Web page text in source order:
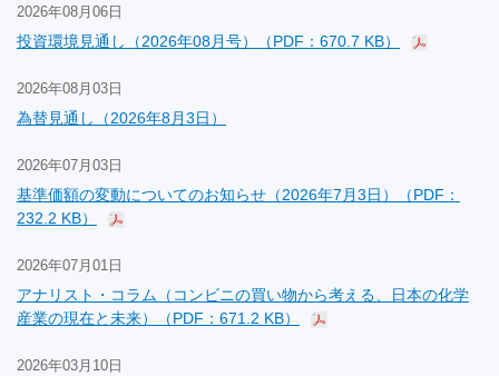
2026年08月06日
投資環境見通し（2026年08月号）（PDF：670.7 KB）
2026年08月03日
為替見通し（2026年8月3日）
2026年07月03日
基準価額の変動についてのお知らせ（2026年7月3日）（PDF：
232.2 KB）
2026年07月01日
アナリスト・コラム（コンビニの買い物から考える、日本の化学
産業の現在と未来）（PDF：671.2 KB）
2026年03月10日